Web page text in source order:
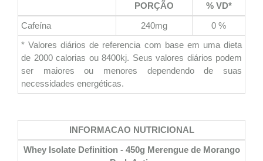
PORÇÃO
% VD*
Cafeína
240mg
0 %
* Valores diários de referencia com base em uma dieta
de 2000 calorias ou 8400kj. Seus valores diários podem
ser maiores ou menores dependendo de suas
necessidades energéticas.
INFORMACAO NUTRICIONAL
Whey Isolate Definition - 450g Merengue de Morango